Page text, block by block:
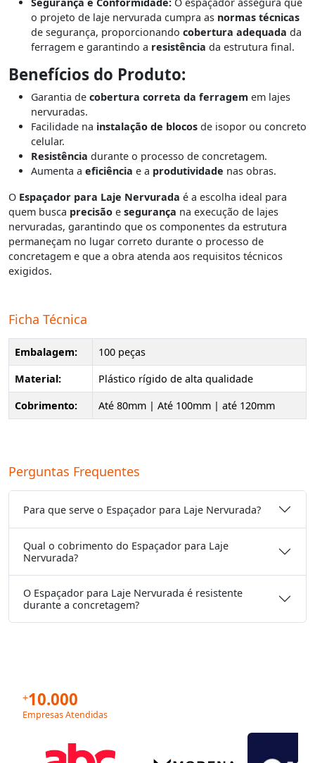
o projeto de laje nervurada cumpra as normas técnicas
de segurança, proporcionando cobertura adequada da
ferragem e garantindo a resistência da estrutura final.
Benefícios do Produto:
Garantia de cobertura correta da ferragem em lajes
nervuradas.
Facilidade na instalação de blocos de isopor ou concreto
celular.
Resistência durante o processo de concretagem.
Aumenta a eficiência e a produtividade nas obras.
O Espaçador para Laje Nervurada é a escolha ideal para
quem busca precisão e segurança na execução de lajes
nervuradas, garantindo que os componentes da estrutura
permaneçam no lugar correto durante o processo de
concretagem e que a obra atenda aos requisitos técnicos
exigidos.
Ficha Técnica
Embalagem:
100 peças
Material:
Plástico rígido de alta qualidade
Cobrimento:
Até 80mm | Até 100mm | até 120mm
Perguntas Frequentes
Para que serve o Espaçador para Laje Nervurada?
Qual o cobrimento do Espaçador para Laje
Nervurada?
O Espaçador para Laje Nervurada é resistente
durante a concretagem?
+10.000
Empresas Atendidas